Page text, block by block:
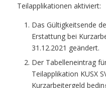
Teilapplikationen aktiviert:
Das Gültigkeitsende
Erstattung bei
31.12.2021 geändert.
Der Tabelleneintrag
Teilapplikation KUSX
Kurzarbeitergeld